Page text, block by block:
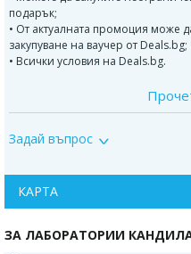
подарък;
• От актуалната промоция може
закупуване на ваучер от Deals.bg;
• Всички условия на Deals.bg.
ДОПЪЛНИТЕЛНА
Работно време:
07.30ч до 19.00ч /от понеделник
Задай въпрос
КАРТА
ЗА ЛАБОРАТОРИИ